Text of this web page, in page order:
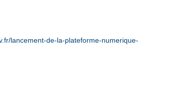
lancement-de-la-plateforme-numerique-